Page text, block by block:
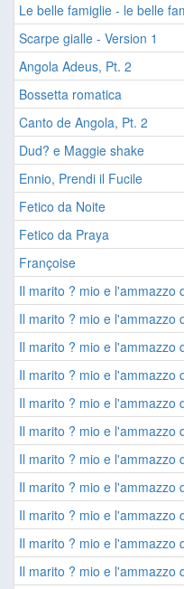
Le belle famiglie - le belle
Scarpe gialle - Version 1
Angola Adeus, Pt. 2
Bossetta romatica
Canto de Angola, Pt. 2
Dud? e Maggie shake
Ennio, Prendi il Fucile
Fetico da Noite
Fetico da Praya
Françoise
Il marito ? mio e l'ammazzo
Il marito ? mio e l'ammazzo
Il marito ? mio e l'ammazzo
Il marito ? mio e l'ammazzo
Il marito ? mio e l'ammazzo
Il marito ? mio e l'ammazzo
Il marito ? mio e l'ammazzo
Il marito ? mio e l'ammazzo
Il marito ? mio e l'ammazzo
Il marito ? mio e l'ammazzo
Il marito ? mio e l'ammazzo